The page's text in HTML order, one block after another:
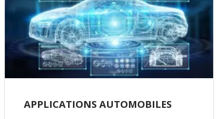
APPLICATIONS AUTOMOBILES